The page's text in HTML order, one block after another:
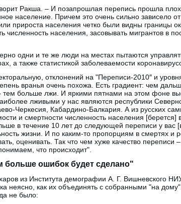
Ракша. – И позапрошлая перепись прошла
население. Причем это очень сильно зависело
прироста населения четко были видны границы
численность населения, засовывать мигрантов в
одни и те же люди на местах пытаются
а также статистикой заболеваемости
отклонений на "Переписи-2010″ и
вранья очень похожа. Есть градиент: чем
тем больше лжи. И яркими пятнами на этом фоне
лживыми у нас являются республики
Черкесия, Кабардино-Балкария. А из русских
и смертности численность населения [берется]
в течение 10 лет до следующей переписи у вас
жизни. И по каким-то пропорциям в смертях и
оценивать. Так что чем хуже качество
что происходит".
больше ошибок будет сделано"
из Института демографии А. Г. Вишневского
неясно, как их объединять с собранными "на
не было: